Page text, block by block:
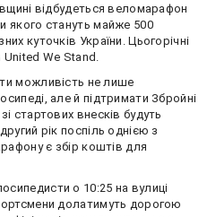
відбудеться веломарафон
якого стануть майже 500
куточків України. Цьогорічні
We Stand.
можливість не лише
але й підтримати Збройні
стартових внесків будуть
рік поспіль однією з
є збір коштів для
о 10:25 на вулиці
долатимуть дорогою